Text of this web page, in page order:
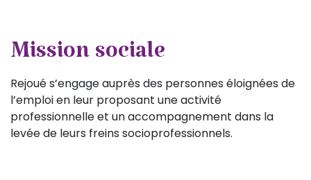
Mission sociale
Rejoué s’engage auprès des personnes éloignées de
l’emploi en leur proposant une activité
professionnelle et un accompagnement dans la
levée de leurs freins socioprofessionnels.